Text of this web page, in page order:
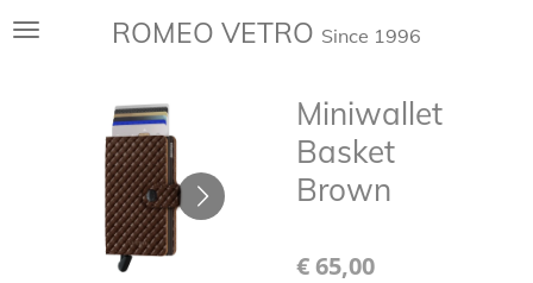
Ga
hoofdinhoud
ROMEO VETRO Since 1996
Miniwallet
Basket
Brown
€ 65,00